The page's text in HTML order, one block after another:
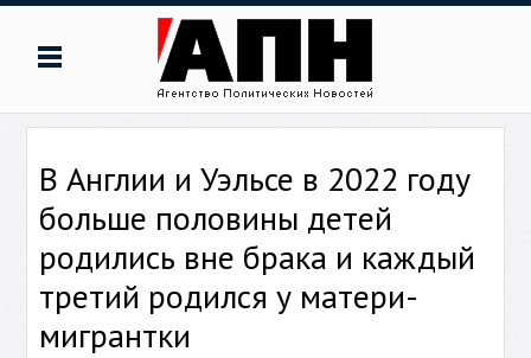
В Англии и Уэльсе в 2022 году
больше половины детей
родились вне брака и каждый
третий родился у матери-
мигрантки